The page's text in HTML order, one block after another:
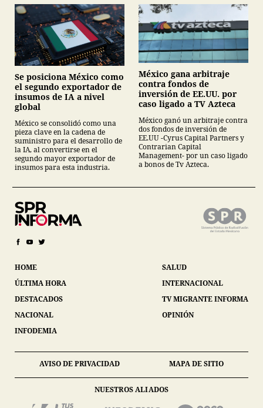
Se posiciona México como
el segundo exportador de
insumos de IA a nivel
global
México se consolidó como una
pieza clave en la cadena de
suministro para el desarrollo de
la IA, al convertirse en el
segundo mayor exportador de
insumos para esta industria.
México gana arbitraje
contra fondos de
inversión de EE.UU. por
caso ligado a TV Azteca
México ganó un arbitraje contra
dos fondos de inversión de
EE.UU -Cyrus Capital Partners y
Contrarian Capital
Management- por un caso ligado
a bonos de Tv Azteca.
HOME
ÚLTIMA HORA
DESTACADOS
NACIONAL
INFODEMIA
SALUD
INTERNACIONAL
TV MIGRANTE INFORMA
OPINIÓN
AVISO DE PRIVACIDAD MAPA DE SITIO
NUESTROS ALIADOS